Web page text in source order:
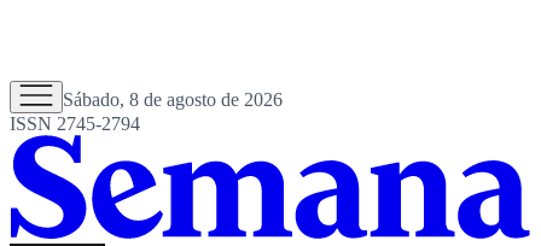
Sábado, 8 de agosto de 2026
ISSN 2745-2794